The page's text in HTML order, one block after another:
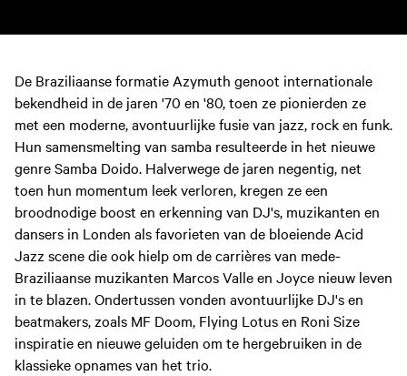
De Braziliaanse formatie Azymuth genoot internationale
bekendheid in de jaren '70 en '80, toen ze pionierden ze
met een moderne, avontuurlijke fusie van jazz, rock en funk.
Hun samensmelting van samba resulteerde in het nieuwe
genre Samba Doido. Halverwege de jaren negentig, net
toen hun momentum leek verloren, kregen ze een
broodnodige boost en erkenning van DJ's, muzikanten en
dansers in Londen als favorieten van de bloeiende Acid
Jazz scene die ook hielp om de carrières van mede-
Braziliaanse muzikanten Marcos Valle en Joyce nieuw leven
in te blazen. Ondertussen vonden avontuurlijke DJ's en
beatmakers, zoals MF Doom, Flying Lotus en Roni Size
inspiratie en nieuwe geluiden om te hergebruiken in de
klassieke opnames van het trio.